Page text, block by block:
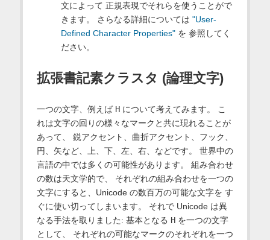
文によって 正規表現でそれらを使うことがで
きます。 さらなる詳細については "User-
Defined Character Properties"を 参照してく
ださい。
拡張書記素クラスタ (論理文字)
一つの文字、例えば Hについて考えてみます。 こ
れは文字の回りの様々なマークと共に現れることが
あって、 鋭アクセント、曲折アクセント、フック、
円、矢など、上、下、左、右、などです。 世界中の
言語の中では多くの可能性があります。 組み合わせ
の数は天文学的で、 それぞれの組み合わせを一つの
文字にすると、Unicode の数百万の可能な文字を す
ぐに使い切ってしまいます。 それで Unicode は異
なる手法を取りました: 基本となる Hを一つの文字
として、 それぞれの可能なマークのそれぞれを一つ